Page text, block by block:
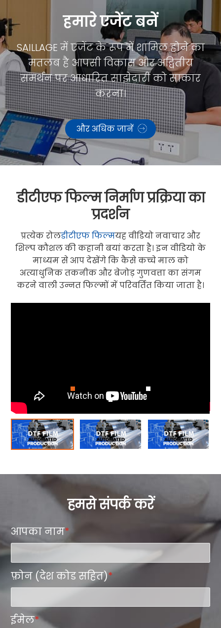
हमारे एजेंट बनें
SAILLAGE में एजेंट के रूप में शामिल होने का
मतलब है आपसी विकास और अद्वितीय
समर्थन पर आधारित साझेदारी को साकार
करना।
और अधिक जानें
डीटीएफ फिल्म निर्माण प्रक्रिया का
प्रदर्शन
प्रत्येक रोलडीटीएफ फिल्मयह वीडियो नवाचार और
शिल्प कौशल की कहानी बयां करता है। इन वीडियो के
माध्यम से आप देखेंगे कि कैसे कच्चे माल को
अत्याधुनिक तकनीक और बेजोड़ गुणवत्ता का संगम
करने वाली उन्नत फिल्मों में परिवर्तित किया जाता है।
हमसे संपर्क करें
आपका नाम*
फ़ोन (देश कोड सहित)*
ईमेल*